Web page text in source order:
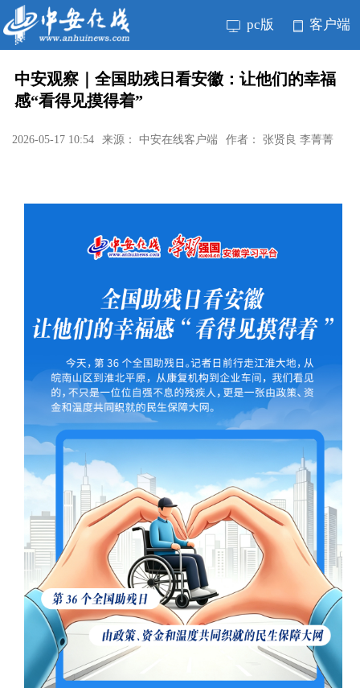
pc版 客户端
中安观察｜全国助残日看安徽：让他们的幸福
感“看得见摸得着”
2026-05-17 10:54 来源： 中安在线客户端 作者： 张贤良 李菁菁